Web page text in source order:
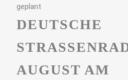
DEUTSCHE
UGUST AM S